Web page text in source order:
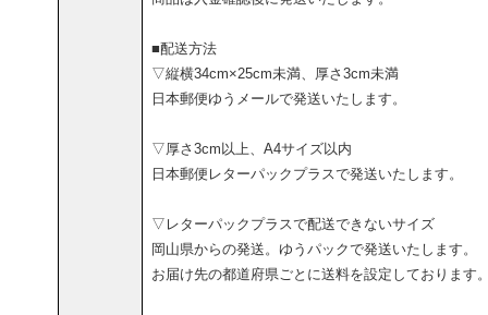
■配送方法
▽縦横34cm×25cm未満、厚さ3cm未満
日本郵便ゆうメールで発送いたします。
▽厚さ3cm以上、A4サイズ以内
日本郵便レターパックプラスで発送いたします。
▽レターパックプラスで配送できないサイズ
岡山県からの発送。ゆうパックで発送いたします。
お届け先の都道府県ごとに送料を設定しております。